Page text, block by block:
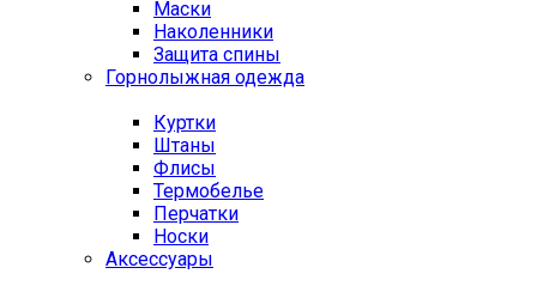
Маски
Наколенники
Защита спины
Горнолыжная одежда
Куртки
Штаны
Флисы
Термобелье
Перчатки
Носки
Аксессуары